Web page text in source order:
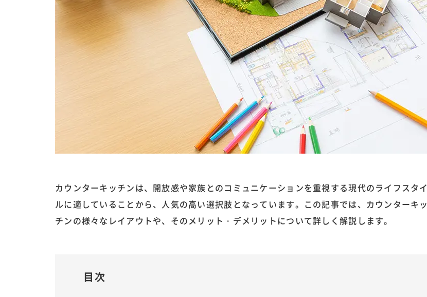
カウンターキッチンは、開放感や家族とのコミュニケーションを重視する現代のライフスタイ
ルに適していることから、人気の高い選択肢となっています。この記事では、カウンターキッ
チンの様々なレイアウトや、そのメリット・デメリットについて詳しく解説します。
目次